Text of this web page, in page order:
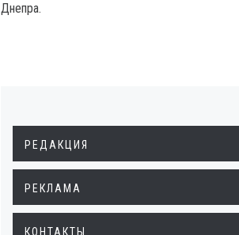
Днепра.
РЕДАКЦИЯ
РЕКЛАМА
КОНТАКТЫ